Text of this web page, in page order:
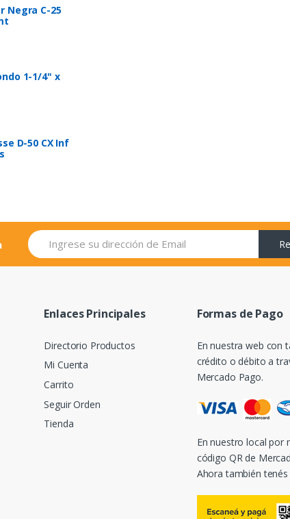
Negra C-25
1-1/4" x
D-50 CX Inf
Enlaces Principales
Directorio Productos
Mi Cuenta
Carrito
Seguir Orden
Tienda
Formas de Pago
En nuestra web con
crédito o débito a
Mercado Pago.
En nuestro local por
código QR de
Ahora también tenés